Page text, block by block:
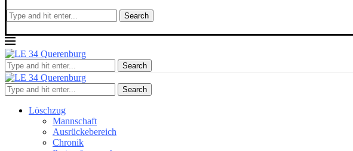
Search
Search
Search
Löschzug
Mannschaft
Ausrückebereich
Chronik